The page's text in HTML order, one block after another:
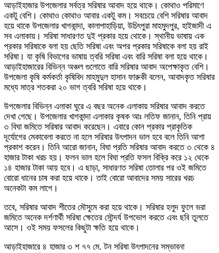
আড়াইহাজার উপজেলার সর্বত্র সরিষার আবাদ হয়ে থাকে। কোথাও পরিমাণে
একটু বেশি। কোথাও কোথাও আবার একটু কম। সবচেয়ে বেশি সরিষার আবাদ
হয়ে থাকে উপজেলার খাগকান্দা, কালাপাহাড়িয়া, উচিৎপুরা মাহমুদপুর, হাইজাদী এ
সব এলাকায়। সরিষা সাধারণত দুই প্রকার হয়ে থোকে। স্থানীয় ভাষায় এক
প্রকার সরিষাকে বলা হয় ছেতি সরিষা এবং অপর প্রকার সরিষাকে বলা হয় রাই
সরিষা। যা কৃষি বিভাগের ভাষায় ত্বরি সরিষা এবং বারি সরিষা বলা হয়ে থাকে।
আড়াইহাজারের বিভিন্ন অঞ্চল গুলোতে বারি সরিষার আবাদ অপেক্ষাকৃত বেশি।
উপজেলা কৃষি কর্মকর্তা কৃষিবিদ মাহমুদুল হাসান ফারুকী বলেন, আবাদকৃত সরিষার
মধ্যে মাত্র শতকরা ২০ ভাগ ত্বরি সরিষা হয়ে থাকে।
উপজেলার বিভিন্ন এলাকা ঘুরে এ বছর অনেক এলাকায় সরিষার আবাদ করতে
দেখা গেছে। উপজেলার খাগকান্দা এলাকার কৃষক আঃ লতিফ জানান, তিনি প্রায়
৩ বিঘা জমিতে সরিষার আবাদ করেছেন। এবারে কোন প্রকার প্রাকৃতিক
দূর্যোগের মেকাবেলা করতে না হলে সরিষার উৎপাদন ভাল হবে বলে তিনি আশা
প্রকাশ করেন। তিনি আরো জানান, বিঘা প্রতি সরিষার আবাদ করতে ৩ থেকে ৪
হাজার টাকা খরচ হয়। ফলন ভাল হলে বিঘা প্রতি ফসল বিক্রি করে ১২ থেকে
১৪ হাজার টাকা আয় হবে। এ ছাড়া, সাধারণত সরিষা তোলার পর ওই জমিতে
বোরো ধানের চাষ করা হয়ে থাকে। তাই বোরো আবাদের সময় সারের খরচ
অনেকটা কম লাগে।
তবে, সরিষার আবাদ শীতের মৌসুমে করা হয়ে থাকে। সরিষার হলুদ ফুলে ভরা
জমিতে অনেক দর্শণার্থী সরিষা ক্ষেতের সৌন্দর্য উপভোগ করতে এবং ছবি তুলতে
আসে। ওই সময় ফসলের কিছুটা ক্ষতি হয়ে থাকে।
আড়াইহাজারে ৪ হাজার ৩ শ ৭৭ মে. টন সরিষা উৎপাদনের সম্ভাবনা